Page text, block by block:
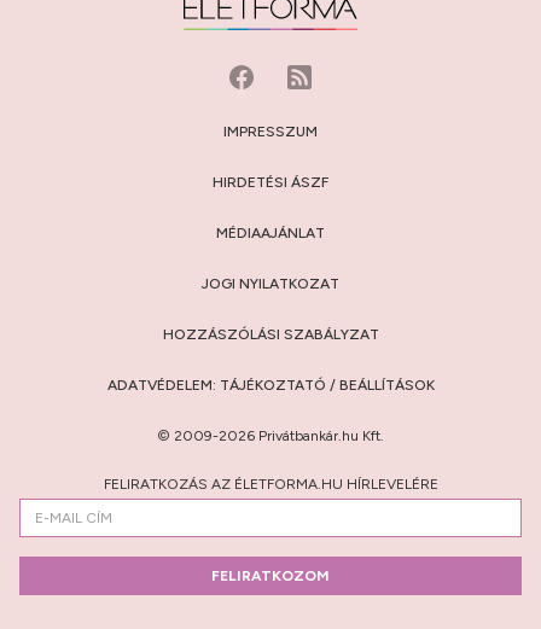
IMPRESSZUM
HIRDETÉSI ÁSZF
MÉDIAAJÁNLAT
JOGI NYILATKOZAT
HOZZÁSZÓLÁSI SZABÁLYZAT
ADATVÉDELEM: TÁJÉKOZTATÓ / BEÁLLÍTÁSOK
© 2009-2026 Privátbankár.hu Kft.
FELIRATKOZÁS AZ ÉLETFORMA.HU HÍRLEVELÉRE
FELIRATKOZOM